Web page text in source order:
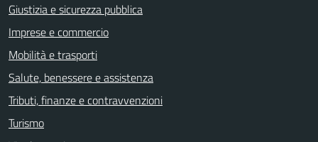
Giustizia e sicurezza pubblica
Imprese e commercio
Mobilità e trasporti
Salute, benessere e assistenza
Tributi, finanze e contravvenzioni
Turismo